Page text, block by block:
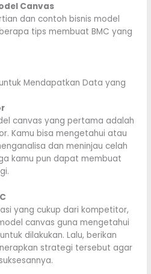
Canvas
dan contoh bisnis model
tips membuat BMC yang
Mendapatkan Data yang
canvas yang pertama adalah
Kamu bisa mengetahui atau
dan meninjau celah
kamu pun dapat membuat
yang cukup dari kompetitor,
canvas guna mengetahui
dilakukan. Lalu, berikan
strategi tersebut agar